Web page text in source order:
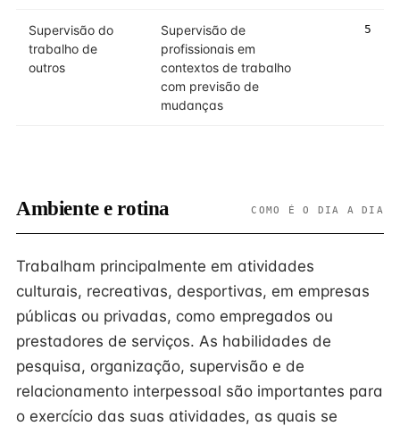
Supervisão do
trabalho de
outros
Supervisão de
profissionais em
contextos de trabalho
com previsão de
mudanças
5
Ambiente e rotina COMO É O DIA A DIA
Trabalham principalmente em atividades
culturais, recreativas, desportivas, em empresas
públicas ou privadas, como empregados ou
prestadores de serviços. As habilidades de
pesquisa, organização, supervisão e de
relacionamento interpessoal são importantes para
o exercício das suas atividades, as quais se